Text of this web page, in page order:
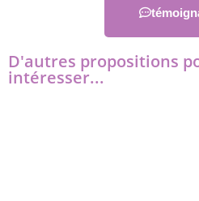
D'autres propositions
intéresser...